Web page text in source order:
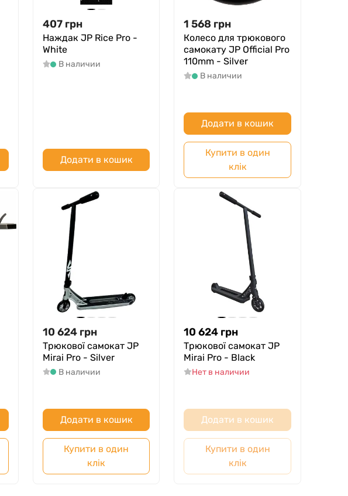
407 грн
Наждак JP Rice Pro -
White
В наличии
Додати в кошик
1 568 грн
Колесо для трюкового
самокату JP Official Pro
110mm - Silver
В наличии
Додати в кошик
Купити в один
клік
10 624 грн
Трюкової самокат JP
Mirai Pro - Silver
В наличии
Додати в кошик
Купити в один
клік
10 624 грн
Трюкової самокат JP
Mirai Pro - Black
Нет в наличии
Додати в кошик
Купити в один
клік